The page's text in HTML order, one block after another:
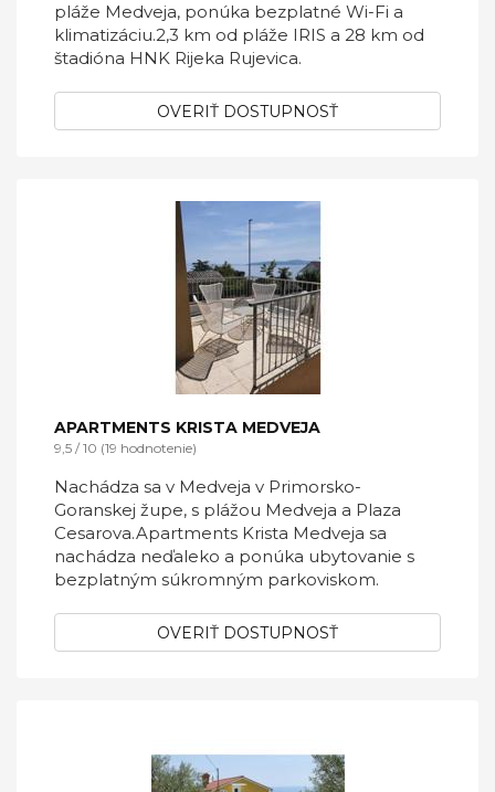
pláže Medveja, ponúka bezplatné Wi-Fi a
klimatizáciu.2,3 km od pláže IRIS a 28 km od
štadióna HNK Rijeka Rujevica.
OVERIŤ DOSTUPNOSŤ
APARTMENTS KRISTA MEDVEJA
9,5 / 10 (19 hodnotenie)
Nachádza sa v Medveja v Primorsko-
Goranskej župe, s plážou Medveja a Plaza
Cesarova.Apartments Krista Medveja sa
nachádza neďaleko a ponúka ubytovanie s
bezplatným súkromným parkoviskom.
OVERIŤ DOSTUPNOSŤ